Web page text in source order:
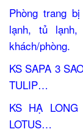
Phòng trang
lạnh, tủ
khách/phòng.
KS SAPA 3
TULIP…
KS HẠ
LOTUS…